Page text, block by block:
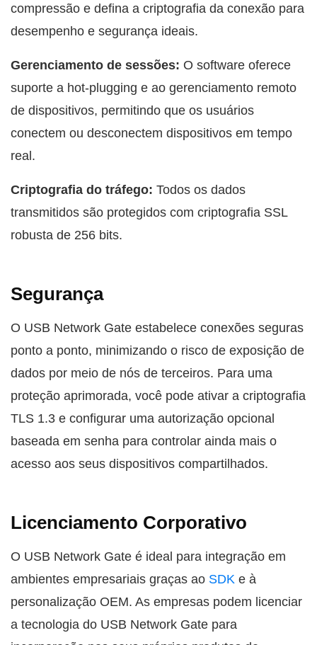
compressão e defina a criptografia da conexão para
desempenho e segurança ideais.
Gerenciamento de sessões: O software oferece
suporte a hot-plugging e ao gerenciamento remoto
de dispositivos, permitindo que os usuários
conectem ou desconectem dispositivos em tempo
real.
Criptografia do tráfego: Todos os dados
transmitidos são protegidos com criptografia SSL
robusta de 256 bits.
Segurança
O USB Network Gate estabelece conexões seguras
ponto a ponto, minimizando o risco de exposição de
dados por meio de nós de terceiros. Para uma
proteção aprimorada, você pode ativar a criptografia
TLS 1.3 e configurar uma autorização opcional
baseada em senha para controlar ainda mais o
acesso aos seus dispositivos compartilhados.
Licenciamento Corporativo
O USB Network Gate é ideal para integração em
ambientes empresariais graças ao SDK e à
personalização OEM. As empresas podem licenciar
a tecnologia do USB Network Gate para